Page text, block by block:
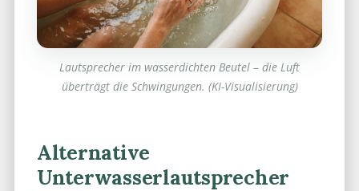
Lautsprecher im wasserdichten Beutel – die Luft
überträgt die Schwingungen. (KI-Visualisierung)
Alternative
Unterwasserlautsprecher